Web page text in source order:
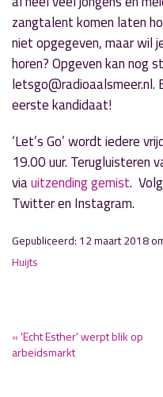
zangtalent komen laten
niet opgegeven, maar wil
horen? Opgeven kan nog
letsgo@radioaalsmeer.nl.
eerste kandidaat!
‘Let’s Go’ wordt iedere
19.00 uur. Terugluisteren
viauitzending gemist.
Twitter en Instagram.
Gepubliceerd: 12 maart 2018
Huijts
« 'Echt Esther' werpt blik op
arbeidsmarkt